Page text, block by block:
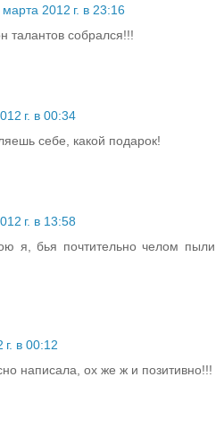
марта 2012 г. в 23:16
талантов собрался!!!
г. в 00:34
себе, какой подарок!
г. в 13:58
я, бья почтительно челом пыли
в 00:12
написала, ох же ж и позитивно!!!